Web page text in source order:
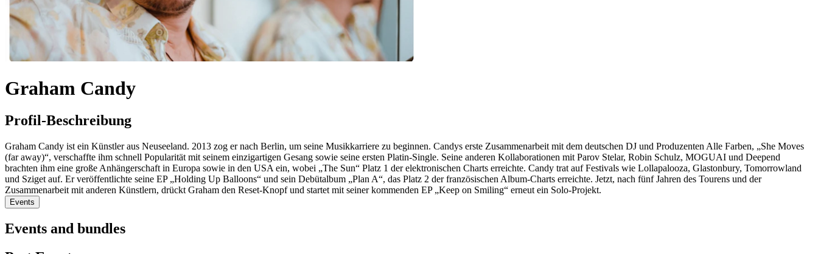
Graham Candy
Profil-Beschreibung
Graham Candy ist ein Künstler aus Neuseeland. 2013 zog er nach Berlin, um seine Musikkarriere zu beginnen. Candys erste Zusammenarbeit mit dem deutschen DJ und Produzenten Alle Farben, „She Moves
(far away)“, verschaffte ihm schnell Popularität mit seinem einzigartigen Gesang sowie seine ersten Platin-Single. Seine anderen Kollaborationen mit Parov Stelar, Robin Schulz, MOGUAI und Deepend
brachten ihm eine große Anhängerschaft in Europa sowie in den USA ein, wobei „The Sun“ Platz 1 der elektronischen Charts erreichte. Candy trat auf Festivals wie Lollapalooza, Glastonbury, Tomorrowland
und Sziget auf. Er veröffentlichte seine EP „Holding Up Balloons“ und sein Debütalbum „Plan A“, das Platz 2 der französischen Album-Charts erreichte. Jetzt, nach fünf Jahren des Tourens und der
Zusammenarbeit mit anderen Künstlern, drückt Graham den Reset-Knopf und startet mit seiner kommenden EP „Keep on Smiling“ erneut ein Solo-Projekt.
Events
Events and bundles